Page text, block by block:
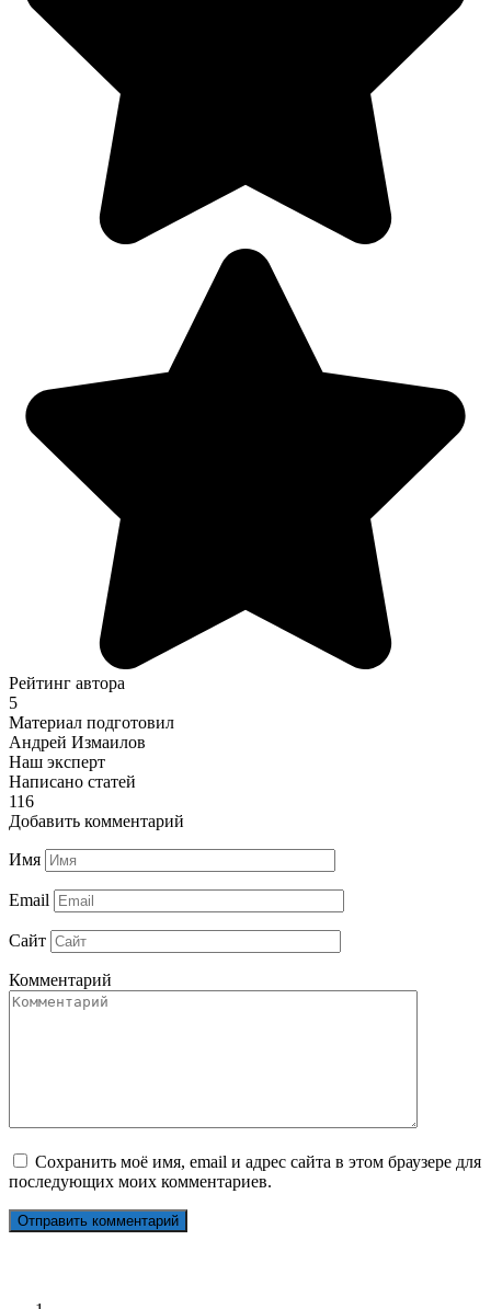
Рейтинг автора
5
Материал подготовил
Андрей Измаилов
Наш эксперт
Написано статей
116
Добавить комментарий
Имя
Email
Сайт
Комментарий
Сохранить моё имя, email и адрес сайта в этом браузере для
последующих моих комментариев.